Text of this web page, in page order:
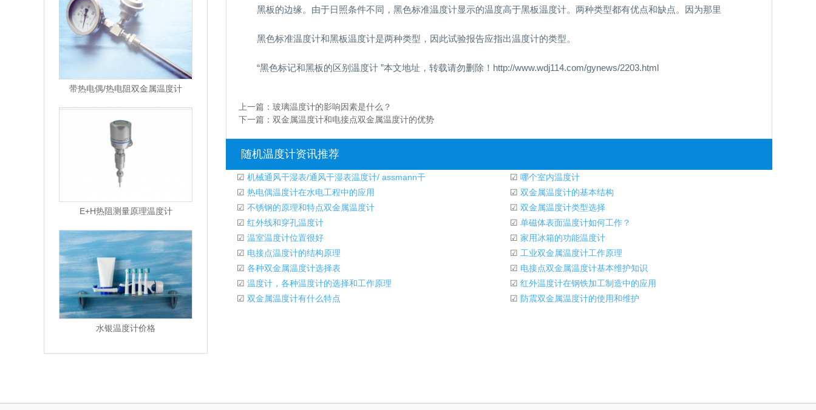
带热电偶/热电阻双金属温度计
E+H热阻测量原理温度计
水银温度计价格
黑板的边缘。由于日照条件不同，黑色标准温度计显示的温度高于黑板温度计。两种类型都有优点和缺点。因为那里
黑色标准温度计和黑板温度计是两种类型，因此试验报告应指出温度计的类型。
“黑色标记和黑板的区别温度计 ”本文地址，转载请勿删除！http://www.wdj114.com/gynews/2203.html
上一篇： 玻璃温度计的影响因素是什么？
下一篇： 双金属温度计和电接点双金属温度计的优势
随机温度计资讯推荐
☑ 机械通风干湿表/通风干湿表温度计/ assmann干 ☑ 哪个室内温度计
☑ 热电偶温度计在水电工程中的应用 ☑ 双金属温度计的基本结构
☑ 不锈钢的原理和特点双金属温度计 ☑ 双金属温度计类型选择
☑ 红外线和穿孔温度计 ☑ 单磁体表面温度计如何工作？
☑ 温室温度计位置很好 ☑ 家用冰箱的功能温度计
☑ 电接点温度计的结构原理 ☑ 工业双金属温度计工作原理
☑ 各种双金属温度计选择表 ☑ 电接点双金属温度计基本维护知识
☑ 温度计，各种温度计的选择和工作原理 ☑ 红外温度计在钢铁加工制造中的应用
☑ 双金属温度计有什么特点 ☑ 防震双金属温度计的使用和维护